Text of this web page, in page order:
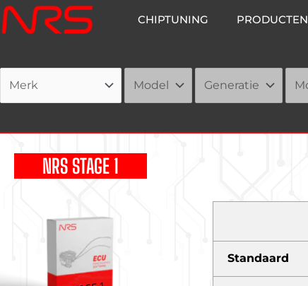
Ga
naar
CHIPTUNING PRODUCTEN
NRS STAGE 1
Standaard